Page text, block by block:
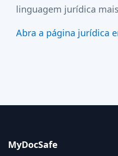
linguagem jurídica
Abra a página jurídica
MyDocSafe